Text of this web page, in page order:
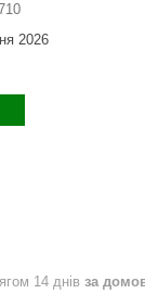
2026
14 днів за